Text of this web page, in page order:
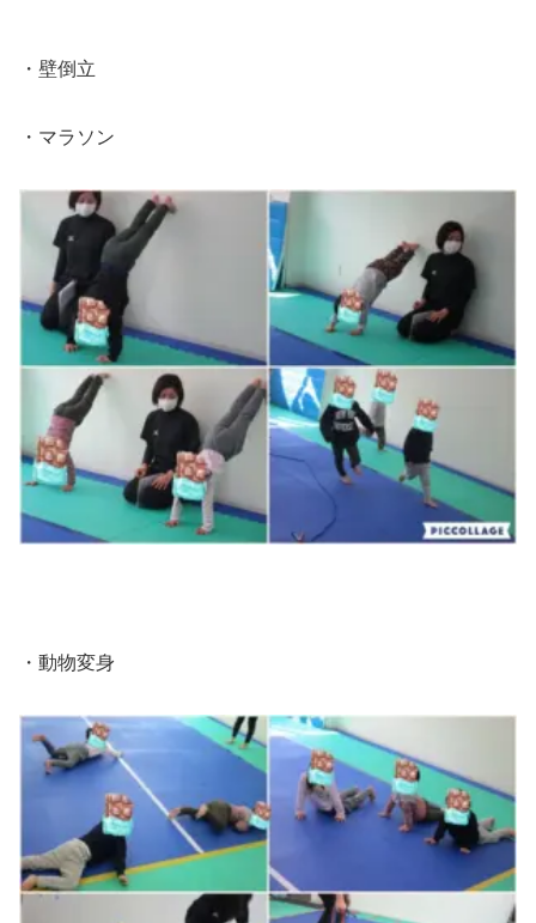
・壁倒立
・マラソン
・動物変身